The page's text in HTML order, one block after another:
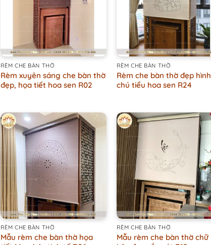
+
RÈM CHE BÀN THỜ
Rèm xuyên sáng che bàn thờ
đẹp, họa tiết hoa sen R02
+
RÈM CHE BÀN THỜ
Rèm che bàn thờ đẹp hình
chú tiểu hoa sen R24
RÈM CHE BÀN THỜ
Mẫu rèm che bàn thờ họa
+
RÈM CHE BÀN THỜ
Mẫu rèm che bàn thờ chữ